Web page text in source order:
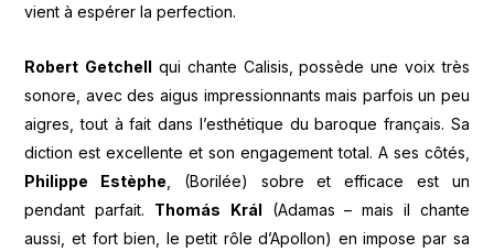
vient à espérer la perfection.
Robert Getchell
qui chante Calisis, possède une voix très
sonore, avec des aigus impressionnants mais parfois un peu
aigres, tout à fait dans l’esthétique du baroque français. Sa
diction est excellente et son engagement total. A ses côtés,
Philippe Estèphe, (Borilée) sobre et efficace est un
pendant parfait. Thomás Král
(Adamas – mais il chante
aussi, et fort bien, le petit rôle d’Apollon) en impose par sa